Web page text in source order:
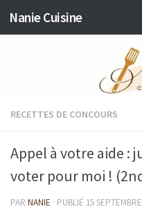
Skip to content
Nanie Cuisine
RECETTES DE CONCOURS
Appel à votre aide :
voter pour moi !
PAR NANIE · PUBLIÉ 15